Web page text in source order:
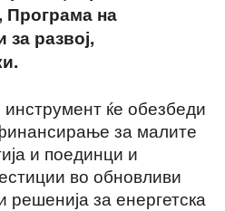
Програма на
развој,
ќе обезбеди
за малите
и поединци и
во обновливи
решенија за енергетска